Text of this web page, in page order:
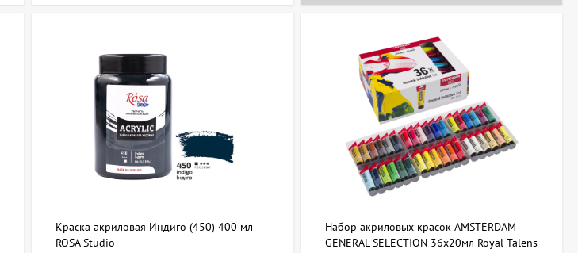
Краска акриловая Индиго (450) 400 мл
ROSA Studio
Набор акриловых красок AMSTERDAM
GENERAL SELECTION 36х20мл Royal Talens